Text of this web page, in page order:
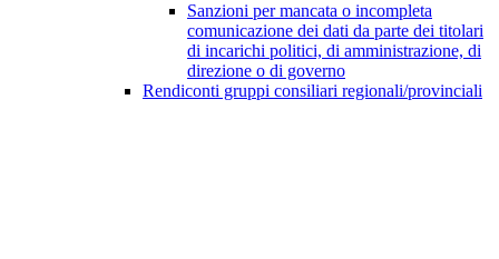
Sanzioni per mancata o incompleta
comunicazione dei dati da parte dei titolari
di incarichi politici, di amministrazione, di
direzione o di governo
Rendiconti gruppi consiliari regionali/provinciali